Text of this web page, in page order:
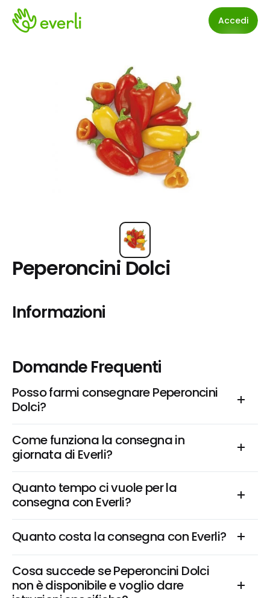
Accedi
Peperoncini Dolci
Informazioni
Domande Frequenti
Posso farmi consegnare Peperoncini
Dolci?
Come funziona la consegna in
giornata di Everli?
Quanto tempo ci vuole per la
consegna con Everli?
Quanto costa la consegna con Everli?
Cosa succede se Peperoncini Dolci
non è disponibile e voglio dare